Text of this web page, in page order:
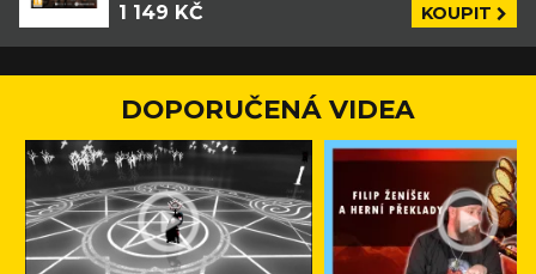
1 149 KČ KOUPIT
DOPORUČENÁ VIDEA